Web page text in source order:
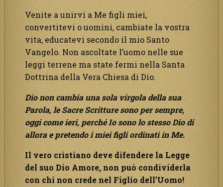
Venite a unirvi a Me figli miei,
convertitevi o uomini, cambiate la vostra
vita, educatevi secondo il mio Santo
Vangelo. Non ascoltate l’uomo nelle sue
leggi terrene ma state fermi nella Santa
Dottrina della Vera Chiesa di Dio.
Dio non cambia una sola virgola della sua
Parola, le Sacre Scritture sono per sempre,
oggi come ieri, perché Io sono lo stesso Dio di
allora e pretendo i miei figli ordinati in Me.
Il vero cristiano deve difendere la Legge
del suo Dio Amore, non può condividerla
con chi non crede nel Figlio dell’Uomo!